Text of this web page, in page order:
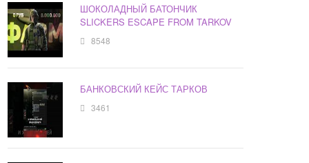
ШОКОЛАДНЫЙ БАТОНЧИК
SLICKERS ESCAPE FROM TARKOV
8548
БАНКОВСКИЙ КЕЙС ТАРКОВ
3461